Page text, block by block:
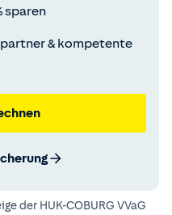
sparen
& kompetente
der HUK-COBURG VVaG